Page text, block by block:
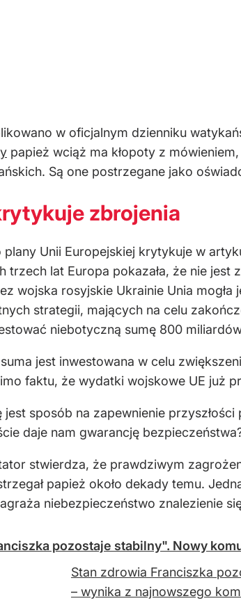
w oficjalnym dzienniku
papież wciąż ma kłopoty z
Są one postrzegane jako
zbrojenia
plany Unii Europejskiej krytykuje w
trzech lat Europa pokazała, że nie
wojska rosyjskie Ukrainie Unia
strategii, mających na celu
niebotyczną sumę 800
jest inwestowana w celu
faktu, że wydatki wojskowe UE już
sposób na zapewnienie
daje nam gwarancję
stwierdza, że prawdziwym
papież około dekady temu.
niebezpieczeństwo znalezienie
pozostaje stabilny". Nowy
Stan zdrowia Franciszka
– wynika z najnowszego